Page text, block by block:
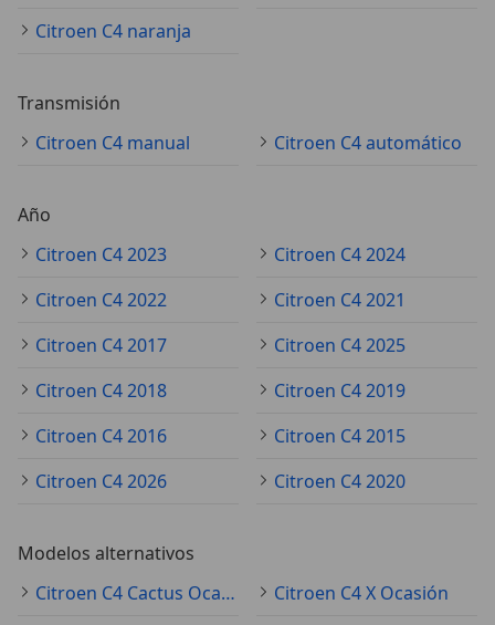
Citroen C4 naranja
Transmisión
Citroen C4 manual
Citroen C4 automático
Año
Citroen C4 2023
Citroen C4 2024
Citroen C4 2022
Citroen C4 2021
Citroen C4 2017
Citroen C4 2025
Citroen C4 2018
Citroen C4 2019
Citroen C4 2016
Citroen C4 2015
Citroen C4 2026
Citroen C4 2020
Modelos alternativos
Citroen C4 Cactus Ocasión
Citroen C4 X Ocasión